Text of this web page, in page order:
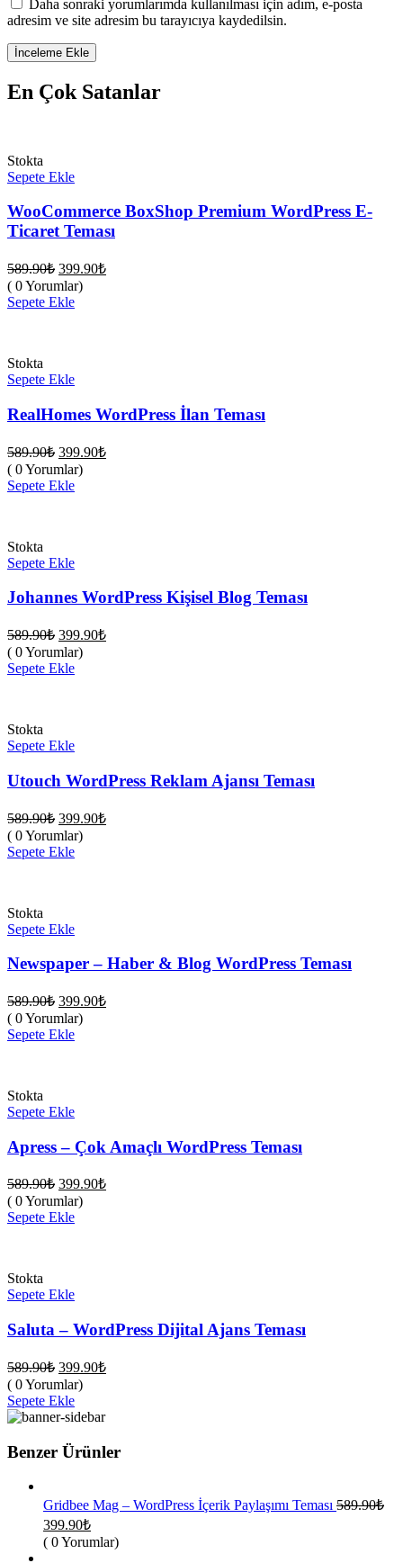
Daha sonraki yorumlarımda kullanılması için adım, e-posta
adresim ve site adresim bu tarayıcıya kaydedilsin.
En Çok Satanlar
Stokta
Sepete Ekle
WooCommerce BoxShop Premium WordPress E-
Ticaret Teması
589.90₺ Orijinal
fiyat:
589.90₺.
399.90₺Şu
( 0 Yorumlar)
Sepete Ekle
Stokta
Sepete Ekle
RealHomes WordPress İlan Teması
589.90₺ Orijinal
fiyat:
589.90₺.
399.90₺Şu
( 0 Yorumlar)
Sepete Ekle
Stokta
Sepete Ekle
Johannes WordPress Kişisel Blog Teması
589.90₺ Orijinal
fiyat:
589.90₺.
399.90₺Şu
( 0 Yorumlar)
Sepete Ekle
Stokta
Sepete Ekle
Utouch WordPress Reklam Ajansı Teması
589.90₺ Orijinal
fiyat:
589.90₺.
399.90₺Şu
( 0 Yorumlar)
Sepete Ekle
Stokta
Sepete Ekle
Newspaper – Haber & Blog WordPress Teması
589.90₺ Orijinal
fiyat:
589.90₺.
399.90₺Şu
( 0 Yorumlar)
Sepete Ekle
Stokta
Sepete Ekle
Apress – Çok Amaçlı WordPress Teması
589.90₺ Orijinal
fiyat:
589.90₺.
399.90₺Şu
( 0 Yorumlar)
Sepete Ekle
Stokta
Sepete Ekle
Saluta – WordPress Dijital Ajans Teması
589.90₺ Orijinal
fiyat:
589.90₺.
399.90₺Şu
399.90₺.
( 0 Yorumlar)
Sepete Ekle
Benzer Ürünler
Gridbee Mag – WordPress İçerik Paylaşımı Teması 589.90₺
Orijinal
fiyat:
399.90₺Şu
andaki
fiyat:
( 0 Yorumlar)